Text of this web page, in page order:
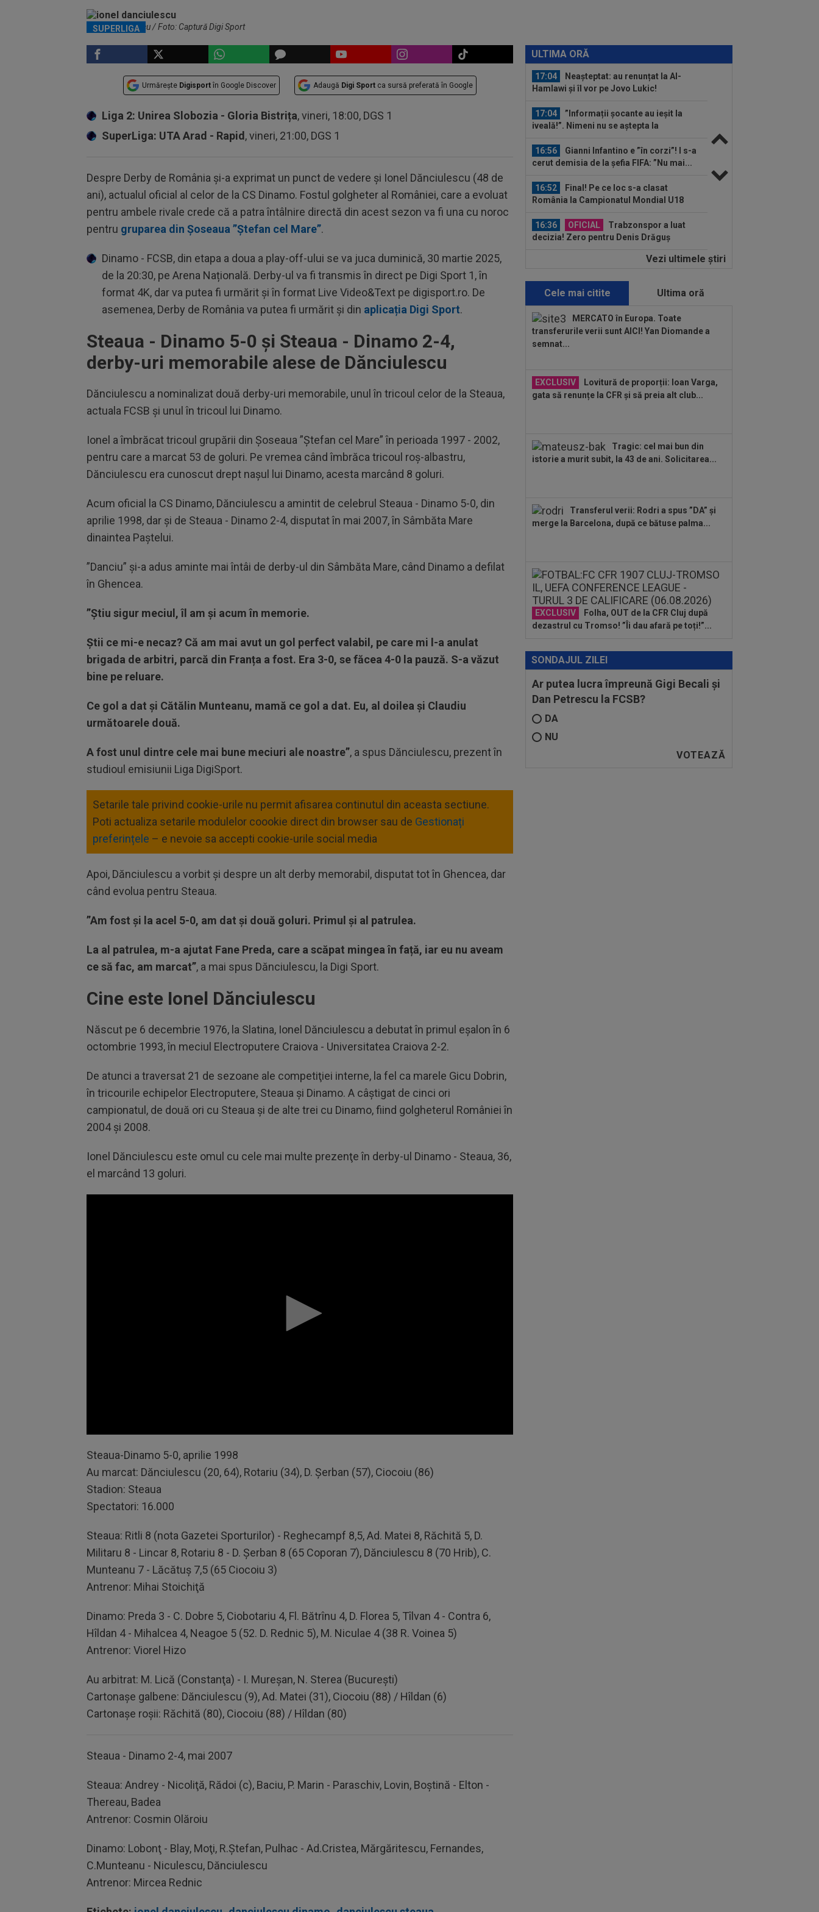
SUPERLIGA
Ionel Dănciulescu / Foto: Captură Digi Sport
Urmărește Digisport în Google Discover Adaugă Digi Sport ca sursă preferată în Google
Liga 2: Unirea Slobozia - Gloria Bistrița, vineri, 18:00, DGS 1
SuperLiga: UTA Arad - Rapid , vineri, 21:00, DGS 1
Despre Derby de România și-a exprimat un punct de vedere și Ionel Dănciulescu (48 de
ani), actualul oficial al celor de la CS Dinamo. Fostul golgheter al României, care a evoluat
pentru ambele rivale crede că a patra întâlnire directă din acest sezon va fi una cu noroc
pentru gruparea din Șoseaua ”Ștefan cel Mare”.
Dinamo - FCSB, din etapa a doua a play-off-ului se va juca duminică, 30 martie 2025,
de la 20:30, pe Arena Națională. Derby-ul va fi transmis în direct pe Digi Sport 1, în
format 4K, dar va putea fi urmărit și în format Live Video&Text pe digisport.ro. De
asemenea, Derby de România va putea fi urmărit și din aplicația Digi Sport.
Steaua - Dinamo 5-0 și Steaua - Dinamo 2-4,
derby-uri memorabile alese de Dănciulescu
Dănciulescu a nominalizat două derby-uri memorabile, unul în tricoul celor de la Steaua,
actuala FCSB și unul în tricoul lui Dinamo.
Ionel a îmbrăcat tricoul grupării din Șoseaua ”Ștefan cel Mare” în perioada 1997 - 2002,
pentru care a marcat 53 de goluri. Pe vremea când îmbrăca tricoul roş-albastru,
Dănciulescu era cunoscut drept naşul lui Dinamo, acesta marcând 8 goluri.
Acum oficial la CS Dinamo, Dănciulescu a amintit de celebrul Steaua - Dinamo 5-0, din
aprilie 1998, dar și de Steaua - Dinamo 2-4, disputat în mai 2007, în Sâmbăta Mare
dinaintea Paștelui.
”Danciu” și-a adus aminte mai întâi de derby-ul din Sâmbăta Mare, când Dinamo a defilat
în Ghencea.
”Știu sigur meciul, îl am și acum în memorie.
Știi ce mi-e necaz? Că am mai avut un gol perfect valabil, pe care mi l-a anulat
brigada de arbitri, parcă din Franța a fost. Era 3-0, se făcea 4-0 la pauză. S-a văzut
bine pe reluare.
Ce gol a dat și Cătălin Munteanu, mamă ce gol a dat. Eu, al doilea și Claudiu
următoarele două.
A fost unul dintre cele mai bune meciuri ale noastre”, a spus Dănciulescu, prezent în
studioul emisiunii Liga DigiSport.
Setarile tale privind cookie-urile nu permit afisarea continutul din aceasta sectiune.
Poti actualiza setarile modulelor coookie direct din browser sau de Gestionați
preferințele – e nevoie sa accepti cookie-urile social media
Apoi, Dănciulescu a vorbit și despre un alt derby memorabil, disputat tot în Ghencea, dar
când evolua pentru Steaua.
”Am fost și la acel 5-0, am dat și două goluri. Primul și al patrulea.
La al patrulea, m-a ajutat Fane Preda, care a scăpat mingea în față, iar eu nu aveam
ce să fac, am marcat”, a mai spus Dănciulescu, la Digi Sport.
Cine este Ionel Dănciulescu
Născut pe 6 decembrie 1976, la Slatina, Ionel Dănciulescu a debutat în primul eşalon în 6
octombrie 1993, în meciul Electroputere Craiova - Universitatea Craiova 2-2.
De atunci a traversat 21 de sezoane ale competiţiei interne, la fel ca marele Gicu Dobrin,
în tricourile echipelor Electroputere, Steaua şi Dinamo. A câştigat de cinci ori
campionatul, de două ori cu Steaua şi de alte trei cu Dinamo, fiind golgheterul României în
2004 şi 2008.
Ionel Dănciulescu este omul cu cele mai multe prezenţe în derby-ul Dinamo - Steaua, 36,
el marcând 13 goluri.
Steaua-Dinamo 5-0, aprilie 1998
Au marcat: Dănciulescu (20, 64), Rotariu (34), D. Şerban (57), Ciocoiu (86)
Stadion: Steaua
Spectatori: 16.000
Steaua: Ritli 8 (nota Gazetei Sporturilor) - Reghecampf 8,5, Ad. Matei 8, Răchită 5, D.
Militaru 8 - Lincar 8, Rotariu 8 - D. Şerban 8 (65 Coporan 7), Dănciulescu 8 (70 Hrib), C.
Munteanu 7 - Lăcătuş 7,5 (65 Ciocoiu 3)
Antrenor: Mihai Stoichiţă
Dinamo: Preda 3 - C. Dobre 5, Ciobotariu 4, Fl. Bătrînu 4, D. Florea 5, Tîlvan 4 - Contra 6,
Hîldan 4 - Mihalcea 4, Neagoe 5 (52. D. Rednic 5), M. Niculae 4 (38 R. Voinea 5)
Antrenor: Viorel Hizo
Au arbitrat: M. Lică (Constanţa) - I. Mureşan, N. Sterea (Bucureşti)
Cartonaşe galbene: Dănciulescu (9), Ad. Matei (31), Ciocoiu (88) / Hîldan (6)
Cartonaşe roşii: Răchită (80), Ciocoiu (88) / Hîldan (80)
Steaua - Dinamo 2-4, mai 2007
Steaua: Andrey - Nicoliţă, Rădoi (c), Baciu, P. Marin - Paraschiv, Lovin, Boştină - Elton -
Thereau, Badea
Antrenor: Cosmin Olăroiu
Dinamo: Lobonţ - Blay, Moţi, R.Ştefan, Pulhac - Ad.Cristea, Mărgăritescu, Fernandes,
C.Munteanu - Niculescu, Dănciulescu
Antrenor: Mircea Rednic
ULTIMA ORĂ
Real Madrid!
17:04
Neașteptat: au renunțat la Al-
Hamlawi și îl vor pe Jovo Lukic!
17:04
”Informații șocante au ieșit la
iveală!”. Nimeni nu se aștepta la
16:56
Gianni Infantino e ”în corzi”! I s-a
cerut demisia de la șefia FIFA: ”Nu mai...
16:52
Final! Pe ce loc s-a clasat
România la Campionatul Mondial U18
16:36 OFICIAL
Trabzonspor a luat
decizia! Zero pentru Denis Drăguș
Unirea Slobozia - Gloria Bistrița,
17:29 EXCLUSIV
Daniel Niculae: ”E
moartea fotbalului!”. Gică Craioveanu:
”Ceva incredibil”
17:27
Bayern - Aston Villa 2-1, într-un
amical de cinci stele! Englezii, învinși...
al Cupei României. Cu cine joacă Steaua,
CS...
Vezi ultimele ştiri
Cele mai citite Ultima oră
MERCATO în Europa. Toate
transferurile verii sunt AICI! Yan Diomande a
semnat...
EXCLUSIV
Lovitură de proporții: Ioan Varga,
gata să renunțe la CFR și să preia alt club...
Tragic: cel mai bun din
istorie a murit subit, la 43 de ani. Solicitarea...
Transferul verii: Rodri a spus ”DA” și
merge la Barcelona, după ce bătuse palma...
EXCLUSIV
Folha, OUT de la CFR Cluj după
dezastrul cu Tromso! ”Îi dau afară pe toți!”...
SONDAJUL ZILEI
Ar putea lucra împreună Gigi Becali și
Dan Petrescu la FCSB?
DA
NU